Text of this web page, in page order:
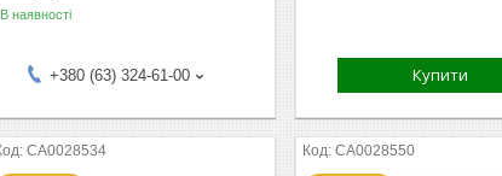
В наявності
+380 (63) 324-61-00 Купити
CA0028534 CA0028550